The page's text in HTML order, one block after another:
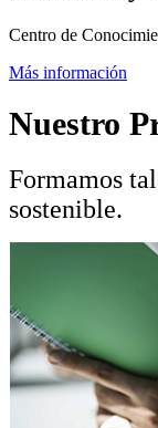
Centro de
Más información
Nuestro
Formamos
sostenible.